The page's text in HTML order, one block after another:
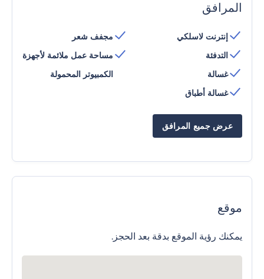
المرافق
إنترنت لاسلكي
التدفئة
غسالة
غسالة أطباق
مجفف شعر
مساحة عمل ملائمة لأجهزة
الكمبيوتر المحمولة
عرض جميع المرافق
موقع
يمكنك رؤية الموقع بدقة بعد الحجز.